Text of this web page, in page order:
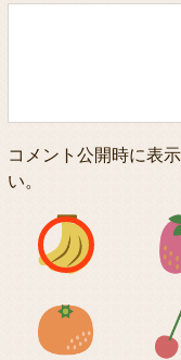
コメント公開時に表
い。
アイコ
アイコ